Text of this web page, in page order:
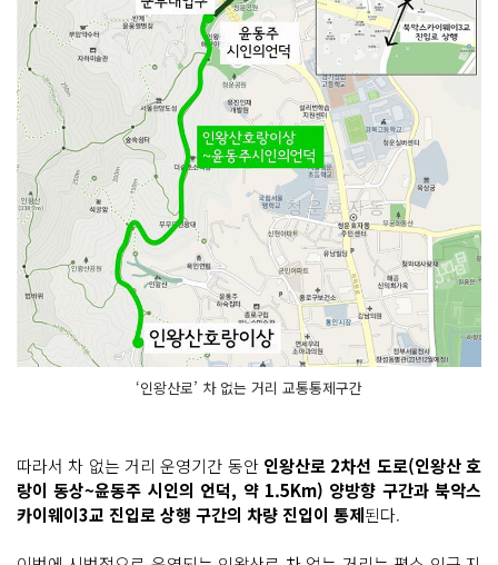
‘인왕산로’ 차 없는 거리 교통통제구간
따라서 차 없는 거리 운영기간 동안 인왕산로 2차선 도로(인왕산 호
랑이 동상~윤동주 시인의 언덕, 약 1.5Km) 양방향 구간과 북악스
카이웨이3교 진입로 상행 구간의 차량 진입이 통제된다.